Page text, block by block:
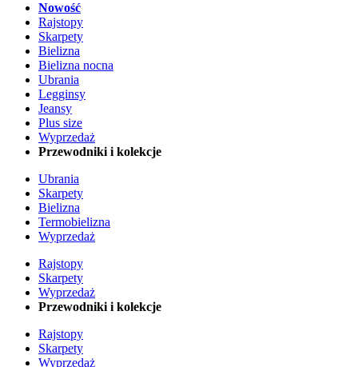
Nowość
Rajstopy
Skarpety
Bielizna
Bielizna nocna
Ubrania
Legginsy
Jeansy
Plus size
Wyprzedaż
Przewodniki i kolekcje
Ubrania
Skarpety
Bielizna
Termobielizna
Wyprzedaż
Rajstopy
Skarpety
Wyprzedaż
Przewodniki i kolekcje
Rajstopy
Skarpety
Wyprzedaż